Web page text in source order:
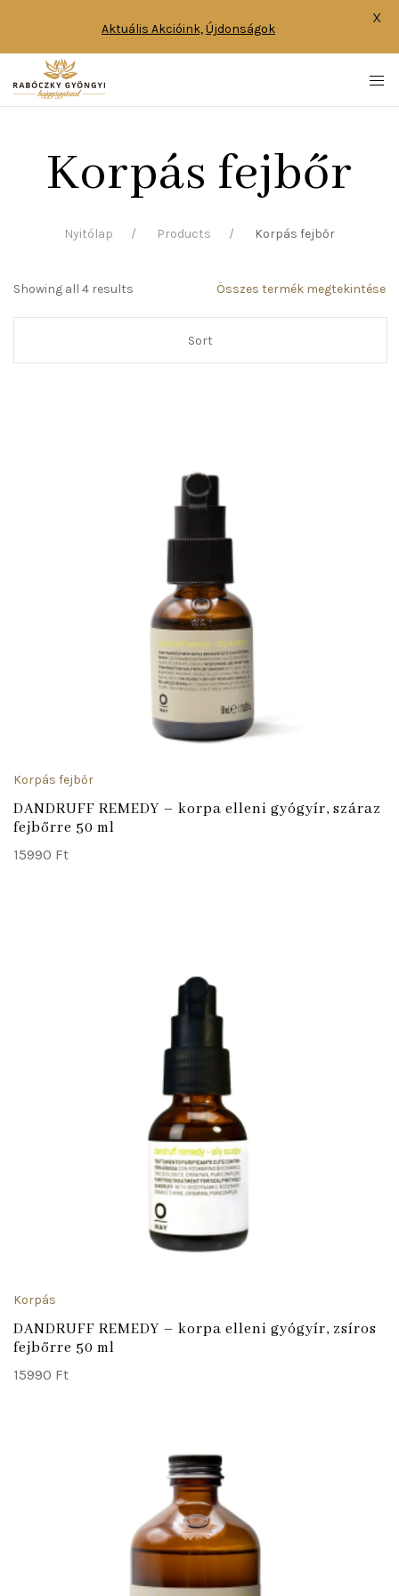
Korpás fejbőr
Nyitólap Products Korpás fejbőr
Showing all 4 results Összes termék megtekintése
Korpás fejbőr
DANDRUFF REMEDY – korpa elleni gyógyír, száraz
fejbőrre 50 ml
15990 Ft
Korpás
DANDRUFF REMEDY – korpa elleni gyógyír, zsíros
fejbőrre 50 ml
15990 Ft
Aktuális Akcióink,Újdonságok
X